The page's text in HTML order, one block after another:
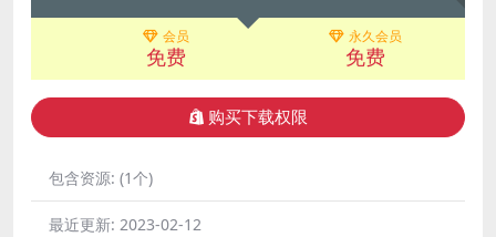
会员
免费
永久会员
免费
购买下载权限
包含资源: (1个)
最近更新: 2023-02-12